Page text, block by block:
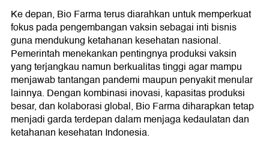
Ke depan, Bio Farma terus diarahkan untuk memperkuat
fokus pada pengembangan vaksin sebagai inti bisnis
guna mendukung ketahanan kesehatan nasional.
Pemerintah menekankan pentingnya produksi vaksin
yang terjangkau namun berkualitas tinggi agar mampu
menjawab tantangan pandemi maupun penyakit menular
lainnya. Dengan kombinasi inovasi, kapasitas produksi
besar, dan kolaborasi global, Bio Farma diharapkan tetap
menjadi garda terdepan dalam menjaga kedaulatan dan
ketahanan kesehatan Indonesia.